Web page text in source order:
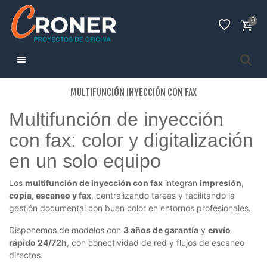
0
MULTIFUNCIÓN INYECCIÓN CON FAX
Multifunción de inyección
con fax: color y digitalización
en un solo equipo
Los multifunción de inyección con fax integran impresión,
copia, escaneo y fax, centralizando tareas y facilitando la
gestión documental con buen color en entornos profesionales.
Disponemos de modelos con 3 años de garantía y envío
rápido 24/72h, con conectividad de red y flujos de escaneo
directos.